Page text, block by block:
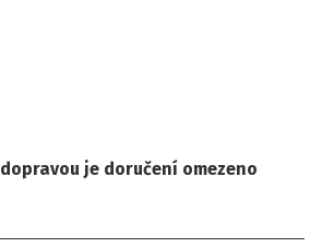
dopravou je doručení omezeno